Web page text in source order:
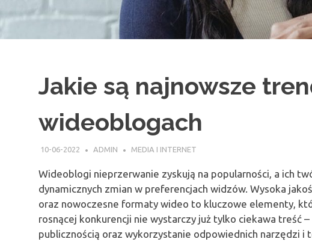
Jakie są najnowsze
wideoblogach
10-06-2022 ADMIN MEDIA I INTERNET
Wideoblogi nieprzerwanie zyskują na popularności, a ich
dynamicznych zmian w preferencjach widzów. Wysoka
oraz nowoczesne formaty wideo to kluczowe elementy,
rosnącej konkurencji nie wystarczy już tylko ciekawa treść
publicznością oraz wykorzystanie odpowiednich narzędzi i